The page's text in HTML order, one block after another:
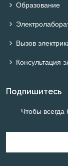
Образование
Вызов
Консультация
Подпишитесь
Чтобы всегда